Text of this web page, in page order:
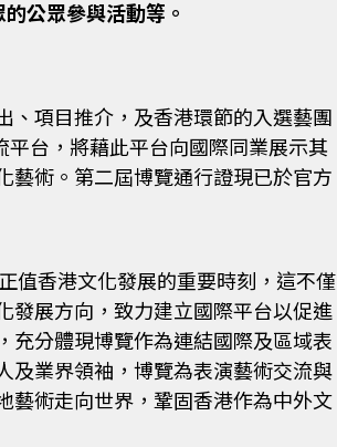
公眾參與活動等。
、項目推介，及香港環節的入選藝團
台，將藉此平台向國際同業展示其
藝術。第二屆博覽通行證現已於官方
值香港文化發展的重要時刻，這不僅
發展方向，致力建立國際平台以促進
充分體現博覽作為連結國際及區域表
及業界領袖，博覽為表演藝術交流與
藝術走向世界，鞏固香港作為中外文